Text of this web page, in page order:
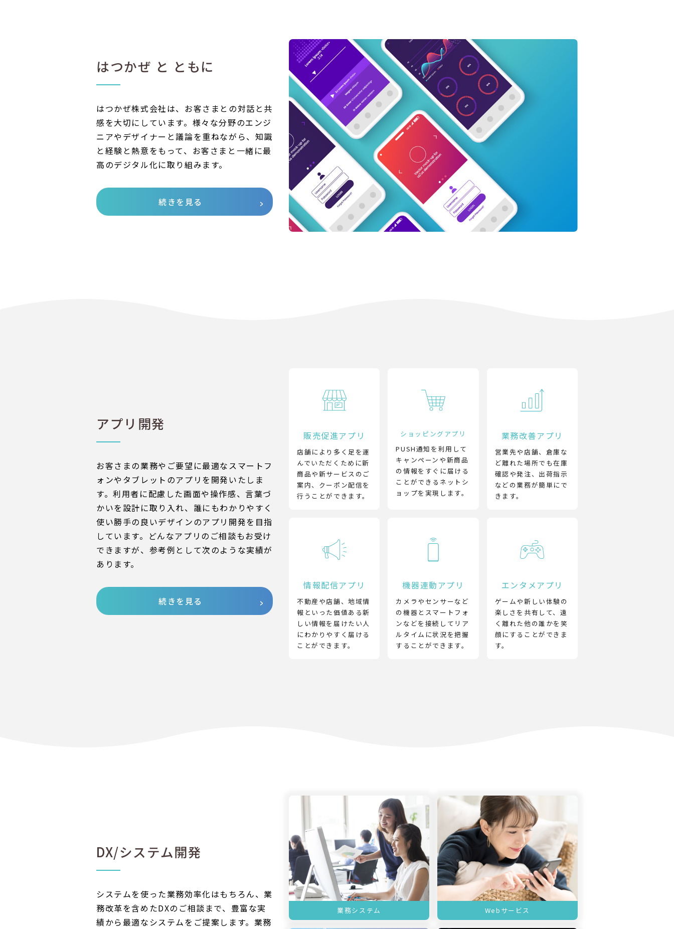
はつかぜ と ともに
はつかぜ株式会社は、お客さまとの対話と共
感を大切にしています。様々な分野のエンジ
ニアやデザイナーと議論を重ねながら、知識
と経験と熱意をもって、お客さまと一緒に最
高のデジタル化に取り組みます。
続きを見る
アプリ開発
お客さまの業務やご要望に最適なスマートフ
ォンやタブレットのアプリを開発いたしま
す。利用者に配慮した画面や操作感、言葉づ
かいを設計に取り入れ、誰にもわかりやすく
使い勝手の良いデザインのアプリ開発を目指
しています。どんなアプリのご相談もお受け
できますが、参考例として次のような実績が
あります。
続きを見る
販売促進アプリ
店舗により多く足を運
んでいただくために新
商品や新サービスのご
案内、クーポン配信を
行うことができます。
ショッピングアプリ
PUSH通知を利用して
キャンペーンや新商品
の情報をすぐに届ける
ことができるネットシ
ョップを実現します。
業務改善アプリ
営業先や店舗、倉庫な
ど離れた場所でも在庫
確認や発注、出荷指示
などの業務が簡単にで
きます。
情報配信アプリ
不動産や店舗、地域情
報といった価値ある新
しい情報を届けたい人
にわかりやすく届ける
ことができます。
機器連動アプリ
カメラやセンサーなど
の機器とスマートフォ
ンなどを接続してリア
ルタイムに状況を把握
することができます。
エンタメアプリ
ゲームや新しい体験の
楽しさを共有して、遠
く離れた他の誰かを笑
顔にすることができま
す。
DX/システム開発
システムを使った業務効率化はもちろん、業
務改革を含めたDXのご相談まで、豊富な実
績から最適なシステムをご提案します。業務
業務システム Webサービス